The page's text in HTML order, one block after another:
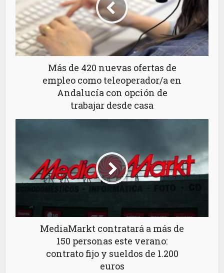
Más de 420 nuevas ofertas de
empleo como teleoperador/a en
Andalucía con opción de
trabajar desde casa
MediaMarkt contratará a más de
150 personas este verano:
contrato fijo y sueldos de 1.200
euros